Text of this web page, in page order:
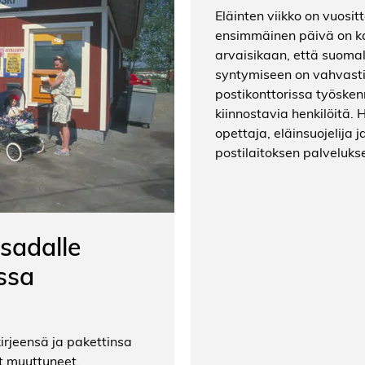
ja pakettinsa
Eläinten viikko on
ensimmäinen päivä on
arvaisikaan, että
syntymiseen on
postikonttorissa
kiinnostavia henkilöitä.
opettaja, eläinsuojelija
postilaitoksen